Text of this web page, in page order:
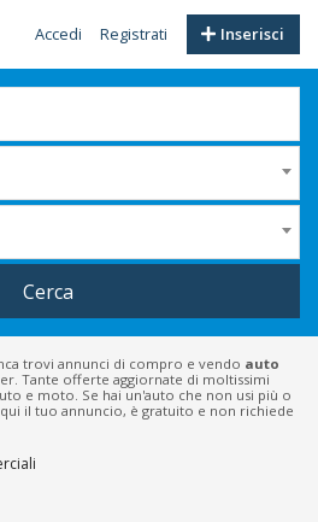
Inserisci
Accedi Registrati
Cerca
trovi annunci di compro e vendo auto
Tante offerte aggiornate di moltissimi
e moto. Se hai un'auto che non usi più o
il tuo annuncio, è gratuito e non richiede